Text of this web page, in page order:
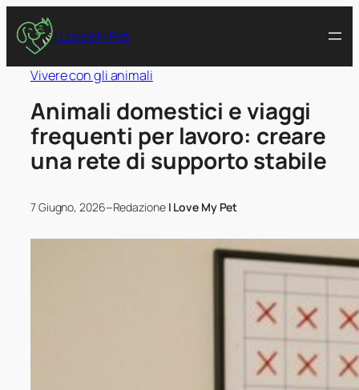
I Love My Pet
Vivere con gli animali
Animali domestici e viaggi
frequenti per lavoro: creare
una rete di supporto stabile
7 Giugno, 2026–Redazione I Love My Pet